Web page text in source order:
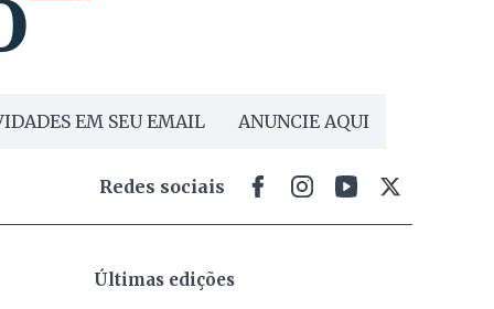
EM SEU EMAIL ANUNCIE AQUI
Redes sociais
Últimas edições